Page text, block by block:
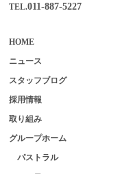
TEL.011-887-5227
HOME
ニュース
スタッフブログ
採用情報
取り組み
グループホーム
パストラル